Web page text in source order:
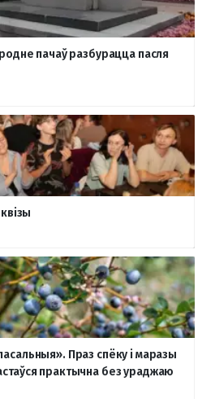
пачаў разбурацца пасля
Праз спёку і маразы
практычна без ураджаю